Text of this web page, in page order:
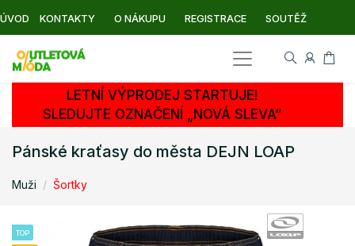
ÚVOD KONTAKTY O NÁKUPU REGISTRACE SOUTĚŽ
LETNÍ VÝPRODEJ STARTUJE!
SLEDUJTE OZNAČENÍ „NOVÁ SLEVA“
Pánské kraťasy do města DEJN LOAP
Muži Šortky
TOP